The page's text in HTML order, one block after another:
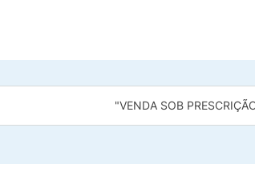
"VENDA SOB